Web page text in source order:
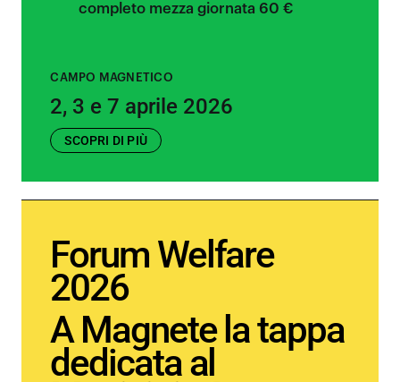
completo mezza giornata 60 €
CAMPO MAGNETICO
2, 3 e 7 aprile 2026
SCOPRI DI PIÙ
Forum Welfare
2026
A Magnete la tappa
dedicata al